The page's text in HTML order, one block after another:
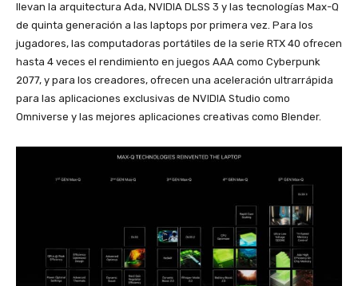
llevan la arquitectura Ada, NVIDIA DLSS 3 y las tecnologías Max-Q
de quinta generación a las laptops por primera vez. Para los
jugadores, las computadoras portátiles de la serie RTX 40 ofrecen
hasta 4 veces el rendimiento en juegos AAA como Cyberpunk
2077, y para los creadores, ofrecen una aceleración ultrarrápida
para las aplicaciones exclusivas de NVIDIA Studio como
Omniverse y las mejores aplicaciones creativas como Blender.